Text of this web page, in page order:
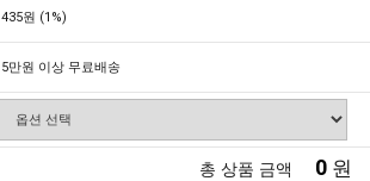
435원 (1%)
5만원 이상 무료배송
총 상품 금액 0 원